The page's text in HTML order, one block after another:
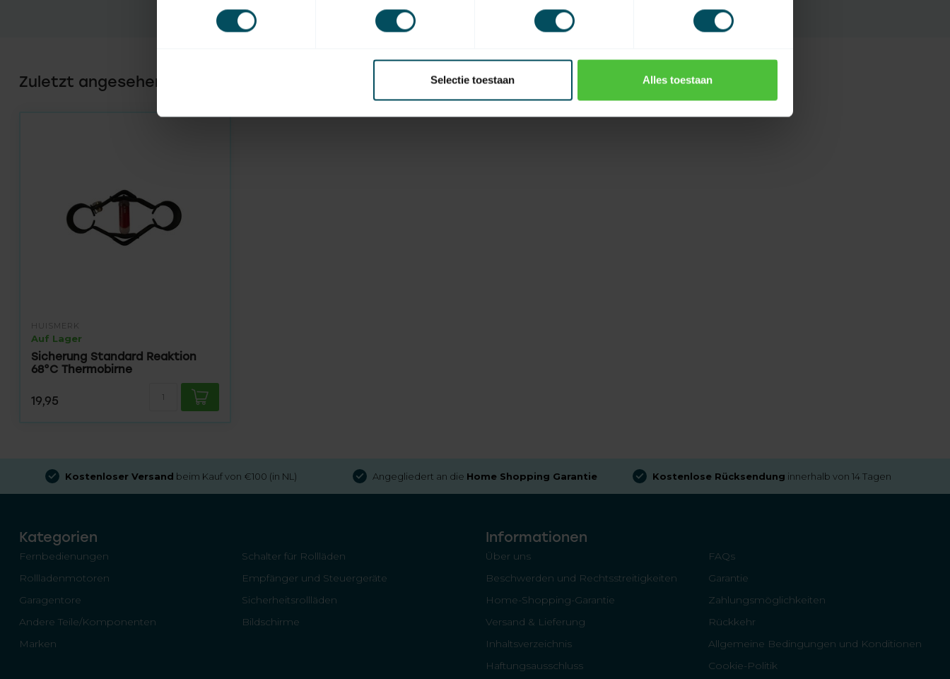
Selectie toestaan Alles toestaan
Zuletzt angesehen
HUISMERK
Auf Lager
Sicherung Standard Reaktion
68°C Thermobirne
19,95
Kostenloser Versand beim Kauf von €100 (in NL) Angegliedert an die Home Shopping Garantie Kostenlose Rücksendung innerhalb von 14 Tagen
Kategorien
Fernbedienungen
Schalter für Rollläden
Rollladenmotoren
Empfänger und Steuergeräte
Garagentore
Sicherheitsrollläden
Andere Teile/Komponenten
Bildschirme
Marken
Informationen
Über uns
FAQs
Beschwerden und Rechtsstreitigkeiten
Garantie
Home-Shopping-Garantie
Zahlungsmöglichkeiten
Versand & Lieferung
Rückkehr
Inhaltsverzeichnis
Allgemeine Bedingungen und Konditionen
Haftungsausschluss
Cookie-Politik